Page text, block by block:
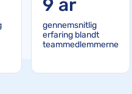
Air
KLM-
9 år
gennemsnitlig
erfaring blandt
teammedlemmerne